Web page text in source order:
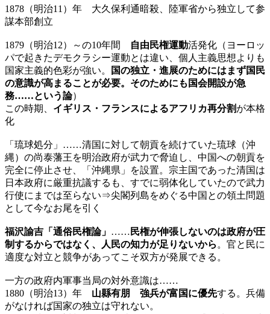
1878（明治11）年 大久保利通暗殺、陸軍省から独立して参
謀本部創立
1879（明治12）～の10年間 自由民権運動活発化（ヨーロッ
パで起きたデモクラシー運動とは違い、個人主義思想よりも
国家主義的色彩が強い。
国の独立・進展のためにはまず国民
の意識が高まることが必要。そのためにも国会開設が急
務……という論）
この時期、 イギリス・フランスによるアフリカ再分割が本格
化
「琉球処分」……清国に対して朝貢を続けていた琉球（沖
縄）の尚泰藩王を明治政府が武力で脅迫し、中国への朝貢を
完全に停止させ、「沖縄県」を設置。宗主国であった清国は
日本政府に厳重抗議するも、すでに弱体化していたので武力
行使にまでは至らない⇒尖閣列島をめぐる中国との領土問題
として今なお尾を引く
福沢諭吉「通俗民権論」 …… 民権が伸張しないのは政府が圧
制するからではなく、人民の知力が足りないから 。官と民に
適度な対立と競争があってこそ双方が発展できる。
一方の政府内軍事当局の対外意識は……
1880（明治13）年 山縣有朋 強兵が富国に優先する。兵備
がなければ国家の独立は守れない。